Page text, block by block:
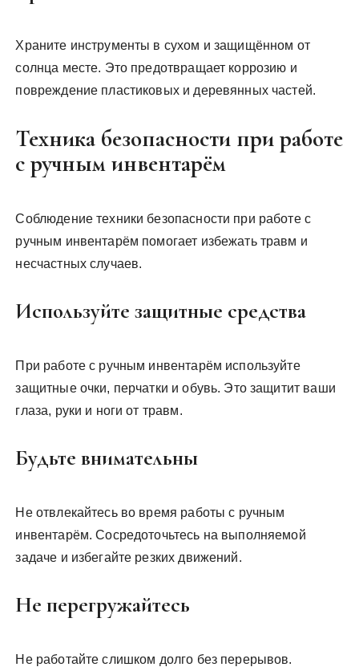
Храните инструменты в сухом и защищённом от
солнца месте. Это предотвращает коррозию и
повреждение пластиковых и деревянных частей.
Техника безопасности при работе
с ручным инвентарём
Соблюдение техники безопасности при работе с
ручным инвентарём помогает избежать травм и
несчастных случаев.
Используйте защитные средства
При работе с ручным инвентарём используйте
защитные очки, перчатки и обувь. Это защитит ваши
глаза, руки и ноги от травм.
Будьте внимательны
Не отвлекайтесь во время работы с ручным
инвентарём. Сосредоточьтесь на выполняемой
задаче и избегайте резких движений.
Не перегружайтесь
Не работайте слишком долго без перерывов.